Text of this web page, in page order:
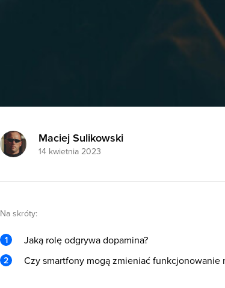
Maciej Sulikowski
14 kwietnia 2023
Na skróty:
Jaką rolę odgrywa dopamina?
Czy smartfony mogą zmieniać funkcjonowanie